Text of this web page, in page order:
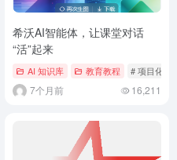
希沃AI智能体，让课堂对话
“活”起来
AI 知识库 教育教程 # 项目化学
7个月前 16,211